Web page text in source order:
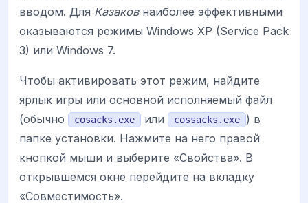
вводом. Для Казаковнаиболее эффективными
оказываются режимы Windows XP (Service Pack
3) или Windows 7.
Чтобы активировать этот режим, найдите
ярлык игры или основной исполняемый файл
(обычно
cosacks.exe или cossacks.exe
) в
папке установки. Нажмите на него правой
кнопкой мыши и выберите «Свойства». В
открывшемся окне перейдите на вкладку
«Совместимость».